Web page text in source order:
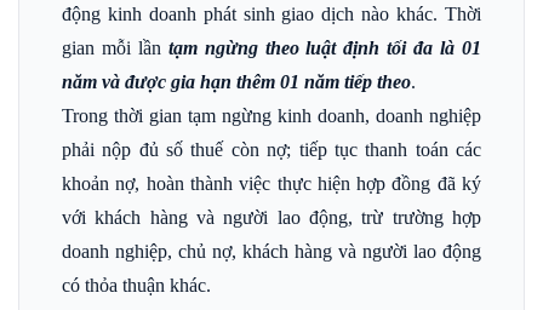
động kinh doanh phát sinh giao dịch nào khác. Thời
gian mỗi lần tạm ngừng theo luật định tối đa là 01
năm và được gia hạn thêm 01 năm tiếp theo.
Trong thời gian tạm ngừng kinh doanh, doanh nghiệp
phải nộp đủ số thuế còn nợ; tiếp tục thanh toán các
khoản nợ, hoàn thành việc thực hiện hợp đồng đã ký
với khách hàng và người lao động, trừ trường hợp
doanh nghiệp, chủ nợ, khách hàng và người lao động
có thỏa thuận khác.